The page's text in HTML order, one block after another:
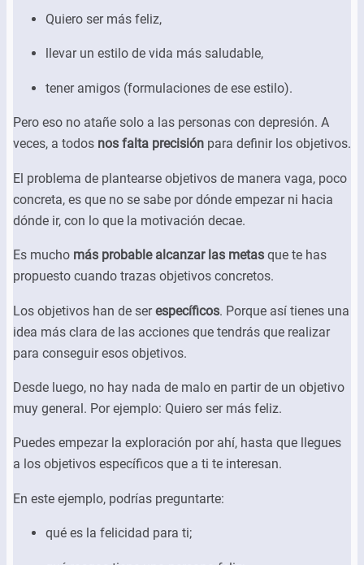
Quiero ser más feliz,
llevar un estilo de vida más saludable,
tener amigos (formulaciones de ese estilo).
Pero eso no atañe solo a las personas con depresión. A
veces, a todos nos falta precisión para definir los objetivos.
El problema de plantearse objetivos de manera vaga, poco
concreta, es que no se sabe por dónde empezar ni hacia
dónde ir, con lo que la motivación decae.
Es mucho más probable alcanzar las metas que te has
propuesto cuando trazas objetivos concretos.
Los objetivos han de serespecíficos. Porque así tienes una
idea más clara de las acciones que tendrás que realizar
para conseguir esos objetivos.
Desde luego, no hay nada de malo en partir de un objetivo
muy general. Por ejemplo: Quiero ser más feliz.
Puedes empezar la exploración por ahí, hasta que llegues
a los objetivos específicos que a ti te interesan.
En este ejemplo, podrías preguntarte:
qué es la felicidad para ti;